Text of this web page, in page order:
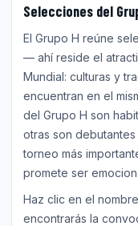
Selecciones del
El Grupo H reúne
— ahí reside el
Mundial: culturas y
encuentran en el
del Grupo H son
otras son
torneo más
promete ser
Haz clic en el
encontrarás la